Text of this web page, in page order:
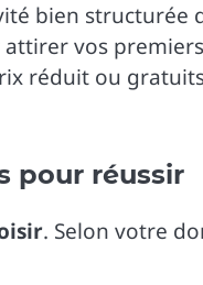
bien
vos
réduit ou
pour réussir
. Selon votre